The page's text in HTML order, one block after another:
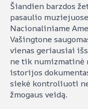
Šiandien barzdos
pasaulio
Nacionaliniame
Vašingtone
vienas geriausiai
ne tik
istorijos
siekė kontroliuoti
žmogaus veidą.